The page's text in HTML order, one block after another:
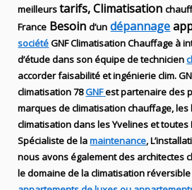
meilleurstarifs, Climatisation
France Besoind’un dépannage
sociétéGNFClimatisation Chauffage à
d’étude dans son équipe de technicien
accorder faisabilité et ingénierieclim.
climatisation 78GNFest partenaire des
marques declimatisation chauffage,
climatisation dans les Yvelines et toutes
Spécialiste delamaintenance,
nous avons également des architectes
le domaine de laclimatisation réversible